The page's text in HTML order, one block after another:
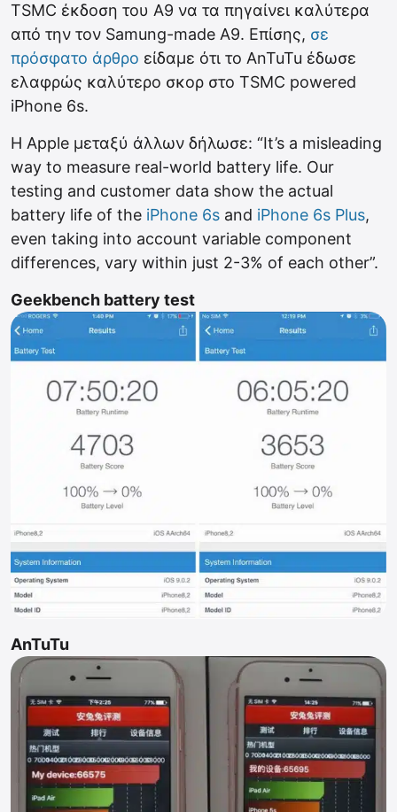
TSMC έκδοση του A9 να τα πηγαίνει καλύτερα
από την τον Samung-made A9. Επίσης, σε
πρόσφατο άρθρο είδαμε ότι το AnTuTu έδωσε
ελαφρώς καλύτερο σκορ στο TSMC powered
iPhone 6s.
Η Apple μεταξύ άλλων δήλωσε: “It’s a misleading
way to measure real-world battery life. Our
testing and customer data show the actual
battery life of the iPhone 6s and iPhone 6s Plus,
even taking into account variable component
differences, vary within just 2-3% of each other”.
Geekbench battery test
AnTuTu